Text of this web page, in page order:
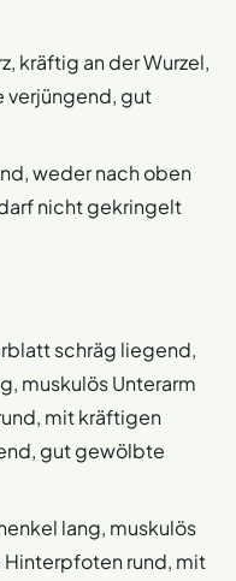
kräftig an der Wurzel,
verjüngend, gut
weder nach oben
nicht gekringelt
schräg liegend,
muskulös Unterarm
mit kräftigen
gut gewölbte
lang, muskulös
rund, mit